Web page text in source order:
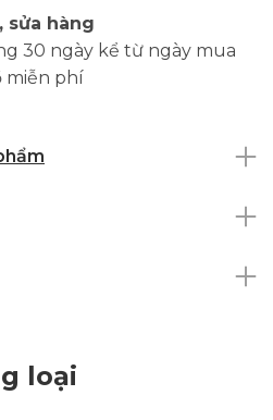
sửa hàng
30 ngày kể từ ngày mua
miễn phí
loại